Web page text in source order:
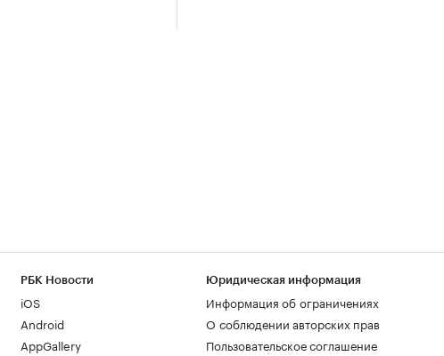
РБК Новости
iOS
Android
AppGallery
Юридическая информация
Информация об ограничениях
О соблюдении авторских прав
Пользовательское соглашение